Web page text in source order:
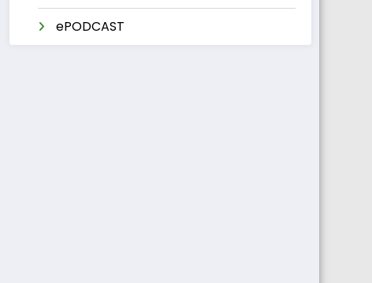
ePODCAST